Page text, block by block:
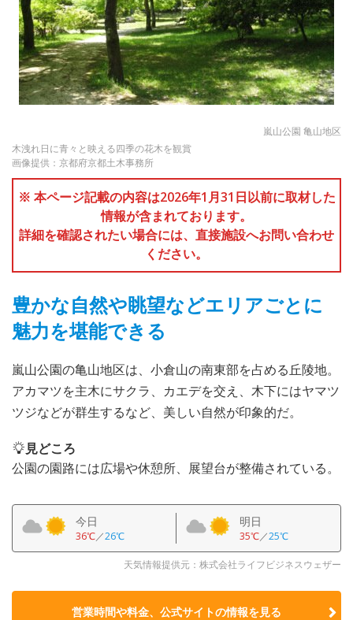
嵐山公園 亀山地区
木洩れ日に青々と映える四季の花木を観賞
画像提供：京都府京都土木事務所
※ 本ページ記載の内容は2026年1月31日以前に取材した
情報が含まれております。
詳細を確認されたい場合には、直接施設へお問い合わせ
ください。
豊かな自然や眺望などエリアごとに
魅力を堪能できる
嵐山公園の亀山地区は、小倉山の南東部を占める丘陵地。
アカマツを主木にサクラ、カエデを交え、木下にはヤマツ
ツジなどが群生するなど、美しい自然が印象的だ。
見どころ
公園の園路には広場や休憩所、展望台が整備されている。
今日
36℃／26℃
明日
35℃／25℃
天気情報提供元：株式会社ライフビジネスウェザー
営業時間や料金、公式サイトの情報を見る